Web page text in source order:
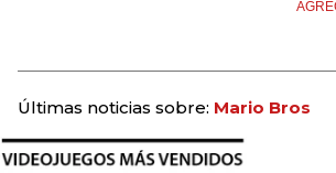
Últimas noticias sobre: Mario Bros